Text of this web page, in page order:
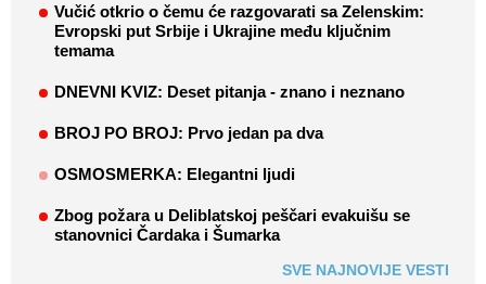
Vučić otkrio o čemu će razgovarati sa Zelenskim:
Evropski put Srbije i Ukrajine među ključnim
temama
DNEVNI KVIZ: Deset pitanja - znano i neznano
BROJ PO BROJ: Prvo jedan pa dva
OSMOSMERKA: Elegantni ljudi
Zbog požara u Deliblatskoj peščari evakuišu se
stanovnici Čardaka i Šumarka
SVE NAJNOVIJE VESTI